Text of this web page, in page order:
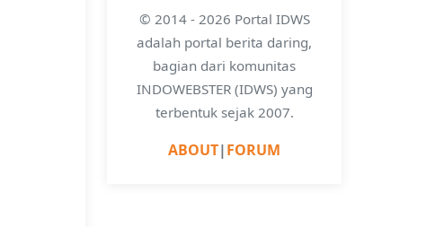
© 2014 - 2026 Portal IDWS
adalah portal berita daring,
bagian dari komunitas
INDOWEBSTER (IDWS) yang
terbentuk sejak 2007.
ABOUT|FORUM